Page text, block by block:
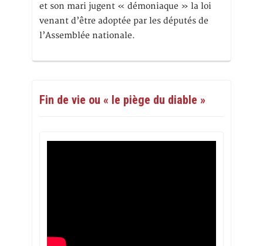
et son mari jugent « démoniaque » la loi
venant d’être adoptée par les députés de
l’Assemblée nationale.
Fin de vie ou « le piège du diable »